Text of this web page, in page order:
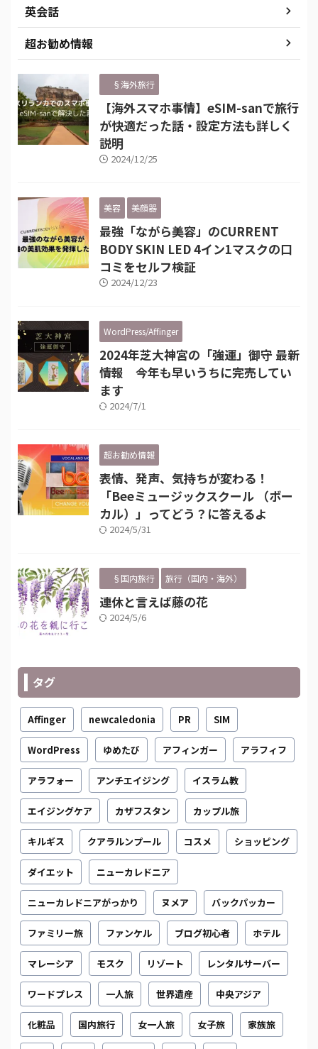
英会話
超お勧め情報
§海外旅行
【海外スマホ事情】eSIM-sanで旅行
が快適だった話・設定方法も詳しく
説明
2024/12/25
美容 美顔器
最強「ながら美容」のCURRENT
BODY SKIN LED 4イン1マスクの口
コミをセルフ検証
2024/12/23
WordPress/Affinger
2024年芝大神宮の「強運」御守 最新
情報 今年も早いうちに完売してい
ます
2024/7/1
超お勧め情報
表情、発声、気持ちが変わる！
「Beeミュージックスクール （ボー
カル）」ってどう？に答えるよ
2024/5/31
§国内旅行 旅行（国内・海外）
連休と言えば藤の花
2024/5/6
タグ
Affinger newcaledonia PR SIM
WordPress ゆめたび アフィンガー アラフィフ
アラフォー アンチエイジング イスラム教
エイジングケア カザフスタン カップル旅
キルギス クアラルンプール コスメ ショッピング
ダイエット ニューカレドニア
ニューカレドニアがっかり ヌメア バックパッカー
ファミリー旅 ファンケル ブログ初心者 ホテル
マレーシア モスク リゾート レンタルサーバー
ワードプレス 一人旅 世界遺産 中央アジア
化粧品 国内旅行 女一人旅 女子旅 家族旅